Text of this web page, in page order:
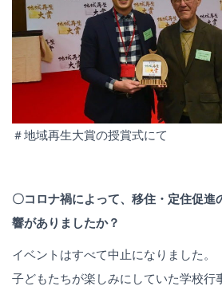
＃地域再生大賞の授賞式にて
〇コロナ禍によって、移住・定住促進
響がありましたか？
イベントはすべて中止になりました。
子どもたちが楽しみにしていた学校行